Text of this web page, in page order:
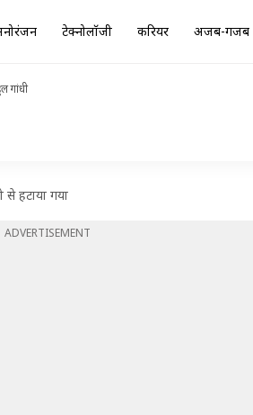
टेक्नोलॉजी करियर अजब-गजब
गांधी
हटाया गया
ADVERTISEMENT